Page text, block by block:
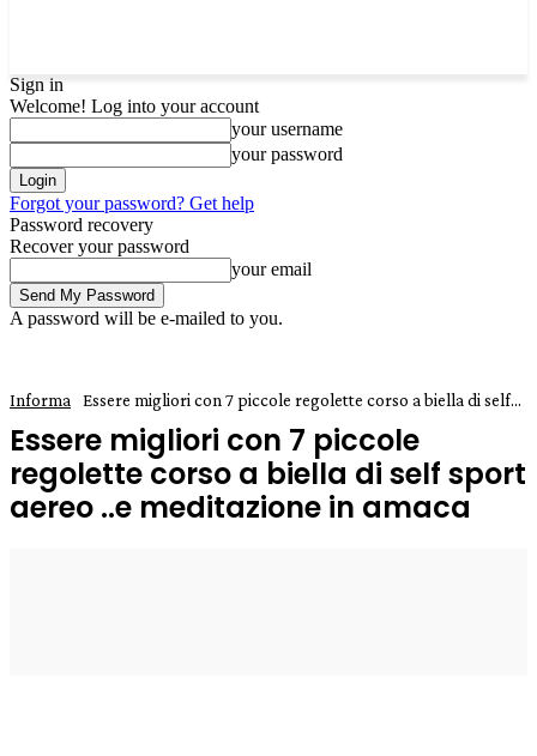
Sign in
Welcome! Log into your account
your username
your password
Forgot your password? Get help
Password recovery
Recover your password
your email
A password will be e-mailed to you.
Informa Essere migliori con 7 piccole regolette corso a biella di self...
Essere migliori con 7 piccole
regolette corso a biella di self sport
aereo ..e meditazione in amaca